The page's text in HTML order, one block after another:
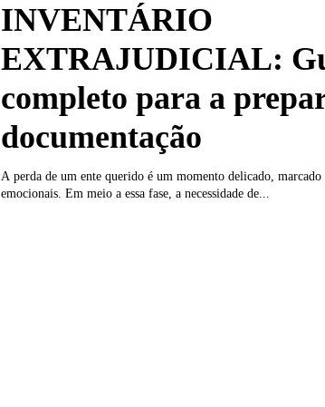
INVENTÁRIO
EXTRAJUDICIAL:
completo para a
documentação
A perda de um ente querido é um momento delicado,
emocionais. Em meio a essa fase, a necessidade de...